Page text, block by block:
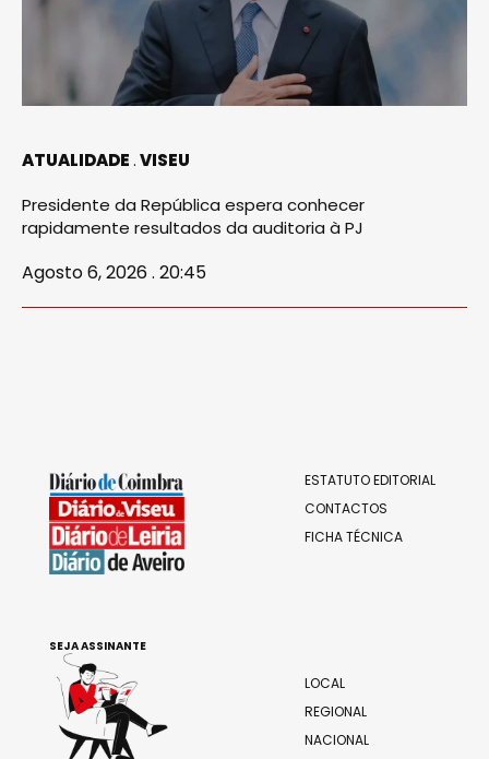
ATUALIDADE VISEU
Presidente da República espera conhecer
rapidamente resultados da auditoria à PJ
Agosto 6, 2026 . 20:45
ESTATUTO EDITORIAL
CONTACTOS
FICHA TÉCNICA
LOCAL
REGIONAL
NACIONAL
SEJA ASSINANTE